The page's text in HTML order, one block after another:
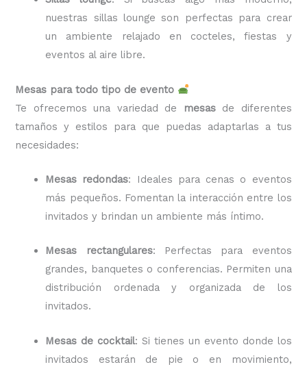
nuestras sillas lounge son perfectas para crear
un ambiente relajado en cocteles, fiestas y
eventos al aire libre.
Mesas para todo tipo de evento
Te ofrecemos una variedad de
mesasde diferentes
tamaños y estilos para que puedas adaptarlas a tus
necesidades:
Mesas redondas: Ideales para cenas o eventos
más pequeños. Fomentan la interacción entre los
invitados y brindan un ambiente más íntimo.
Mesas rectangulares: Perfectas para eventos
grandes, banquetes o conferencias. Permiten una
distribución ordenada y organizada de los
invitados.
Mesas de cocktail: Si tienes un evento donde los
invitados estarán de pie o en movimiento,